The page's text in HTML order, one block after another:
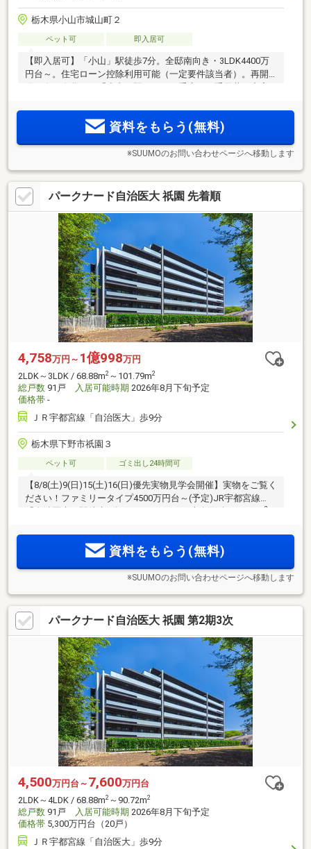
栃木県小山市城山町２
ペット可 即入居可
【即入居可】「小山」駅徒歩7分。全邸南向き・3LDK4400万
円台～。住宅ローン控除利用可能（一定要件該当者）。再開
実際の空間の魅力をご体感いただけます。ぜひ、お気軽に見
にいらしてください。資料をもらう(無料)
※SUUMOのお問い合わせページへ移動します
パークナード自治医大 祇園 先着順
4,758万円～ 1億998万円
2LDK～3LDK / 68.88m2 ～101.79m2
総戸数 91戸 入居可能時期 2026年8月下旬予定
価格帯 -
ＪＲ宇都宮線「自治医大」歩9分
栃木県下野市祇園３
ペット可 ゴミ出し24時間可
【8/8(土)9(日)15(土)16(日)優先実物見学会開催】実物をご覧く
ださい！ファミリータイプ4500万円台～(予定)JR宇都宮線
2
戸・南向き・南東向き＜パークナード自治医大 祇園＞誕生
資料をもらう(無料)
※SUUMOのお問い合わせページへ移動します
パークナード自治医大 祇園 第2期3次
4,500万円台～ 7,600万円台
2LDK～4LDK / 68.88m2 ～90.72m2
総戸数 91戸 入居可能時期 2026年8月下旬予定
価格帯 5,300万円台（20戸）
ＪＲ宇都宮線「自治医大」歩9分